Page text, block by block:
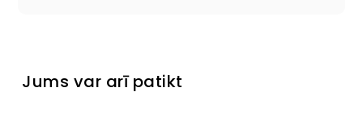
Jums var arī patikt